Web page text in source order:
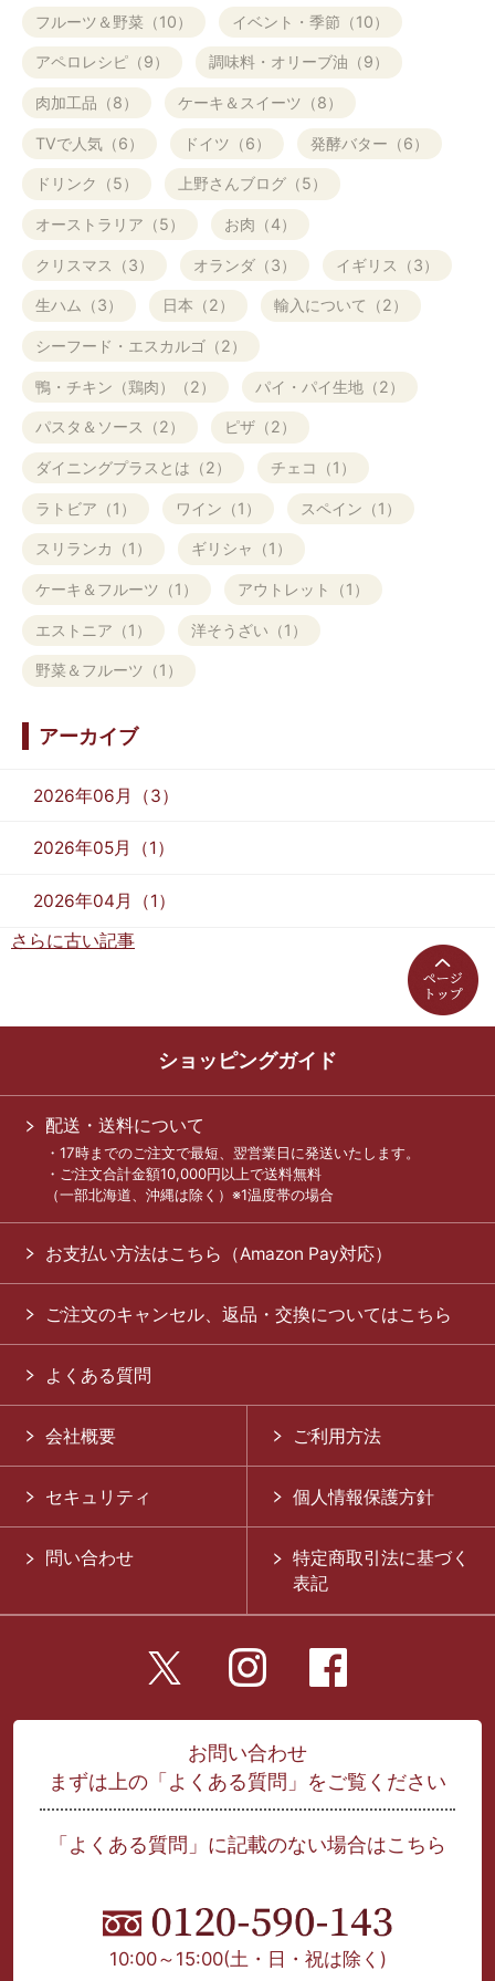
フルーツ＆野菜（10） イベント・季節（10）
アペロレシピ（9） 調味料・オリーブ油（9）
肉加工品（8） ケーキ＆スイーツ（8）
TVで人気（6） ドイツ（6） 発酵バター（6）
ドリンク（5） 上野さんブログ（5）
オーストラリア（5） お肉（4）
クリスマス（3） オランダ（3） イギリス（3）
生ハム（3） 日本（2） 輸入について（2）
シーフード・エスカルゴ（2）
鴨・チキン（鶏肉）（2） パイ・パイ生地（2）
パスタ＆ソース（2） ピザ（2）
ダイニングプラスとは（2） チェコ（1）
ラトビア（1） ワイン（1） スペイン（1）
スリランカ（1） ギリシャ（1）
ケーキ＆フルーツ（1） アウトレット（1）
エストニア（1） 洋そうざい（1）
野菜＆フルーツ（1）
アーカイブ
2026年06月（3）
2026年05月（1）
2026年04月（1）
さらに古い記事
ショッピングガイド
配送・送料について
・17時までのご注文で最短、翌営業日に発送いたします。
・ご注文合計金額10,000円以上で送料無料
（一部北海道、沖縄は除く）※1温度帯の場合
お支払い方法はこちら（Amazon Pay対応）
ご注文のキャンセル、返品・交換についてはこちら
よくある質問
会社概要 ご利用方法
セキュリティ 個人情報保護方針
問い合わせ
特定商取引法に基づく
表記
お問い合わせ
まずは上の「よくある質問」をご覧ください
「よくある質問」に記載のない場合はこちら
10:00～15:00(土・日・祝は除く)